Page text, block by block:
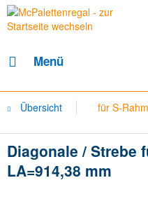
Menü
Übersicht für S-
Diagonale / Strebe
LA=914,38 mm